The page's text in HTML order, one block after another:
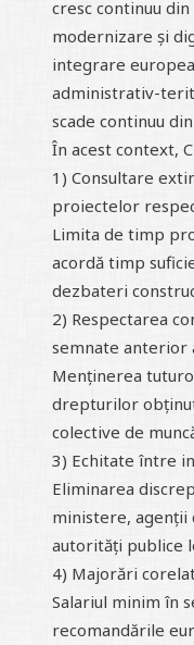
cresc continuu
modernizare și
integrare
administrativ-
scade continuu
În acest context,
1) Consultare
proiectelor
Limita de timp
acordă timp
dezbateri
2) Respectarea
semnate anterior
Menținerea
drepturilor
colective de
3) Echitate între
Eliminarea
ministere, agenții
autorități publice
4) Majorări
Salariul minim în
recomandările